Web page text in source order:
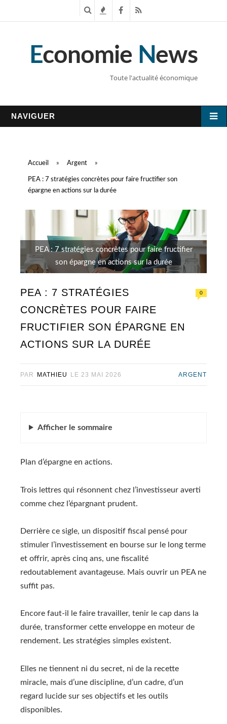
c n
s
F
c
R
S
Economie News
Toute l'actualité économique
NAVIGUER
Accueil » Argent »
PEA : 7 stratégies concrètes pour faire fructifier son
épargne en actions sur la durée
PEA : 7 stratégies concrètes pour faire fructifier
son épargne en actions sur la durée
PEA : 7 STRATÉGIES
CONCRÈTES POUR FAIRE
FRUCTIFIER SON ÉPARGNE EN
ACTIONS SUR LA DURÉE
0
PAR MATHIEU LE 23 MAI 2026 ARGENT
Afficher le sommaire
Plan d’épargne en actions.
Trois lettres qui résonnent chez l’investisseur averti
comme chez l’épargnant prudent.
Derrière ce sigle, un dispositif fiscal pensé pour
stimuler l’investissement en bourse sur le long terme
et offrir, après cinq ans, une fiscalité
redoutablement avantageuse. Mais ouvrir un PEA ne
suffit pas.
Encore faut-il le faire travailler, tenir le cap dans la
durée, transformer cette enveloppe en moteur de
rendement. Les stratégies simples existent.
Elles ne tiennent ni du secret, ni de la recette
miracle, mais d’une discipline, d’un cadre, d’un
regard lucide sur ses objectifs et les outils
disponibles.